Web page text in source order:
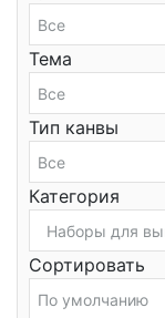
Тема
Тип канвы
Категория
Сортировать